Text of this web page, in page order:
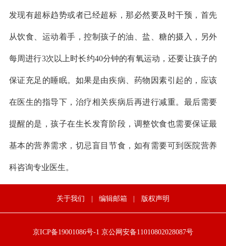
发现有超标趋势或者已经超标，那必然要及时干预，首先
从饮食、运动着手，控制孩子的油、盐、糖的摄入，另外
每周进行3次以上时长约40分钟的有氧运动，还要让孩子的
保证充足的睡眠。如果是由疾病、药物因素引起的，应该
在医生的指导下，治疗相关疾病后再进行减重。最后需要
提醒的是，孩子在生长发育阶段，调整饮食也需要保证最
基本的营养需求，切忌盲目节食，如有需要可到医院营养
科咨询专业医生。
关于我们 | 编辑邮箱 | 版权声明
京ICP备19001086号-1 京公网安备11010802028087号